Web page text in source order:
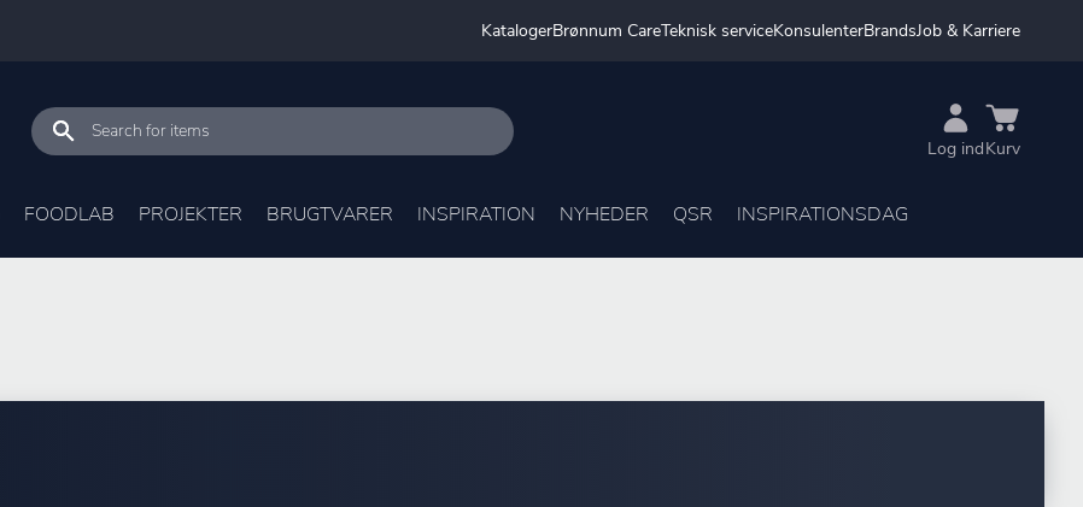
KatalogerBrønnum CareTeknisk serviceKonsulenterBrandsJob & Karriere
Log indKurv
FOODLAB PROJEKTER BRUGTVARER INSPIRATION NYHEDER QSR INSPIRATIONSDAG